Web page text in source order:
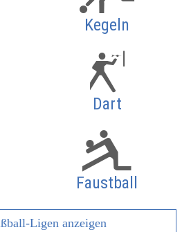
Kegeln
Dart
Faustball
Ligen anzeigen